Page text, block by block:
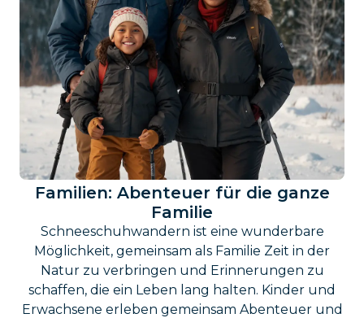
Familien: Abenteuer für die ganze
Familie
Schneeschuhwandern ist eine wunderbare
Möglichkeit, gemeinsam als Familie Zeit in der
Natur zu verbringen und Erinnerungen zu
schaffen, die ein Leben lang halten. Kinder und
Erwachsene erleben gemeinsam Abenteuer und